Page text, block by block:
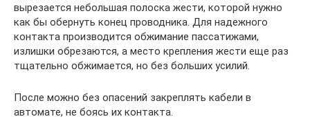
вырезается небольшая полоска жести, которой нужно
как бы обернуть конец проводника. Для надежного
контакта производится обжимание пассатижами,
излишки обрезаются, а место крепления жести еще раз
тщательно обжимается, но без больших усилий.
После можно без опасений закреплять кабели в
автомате, не боясь их контакта.